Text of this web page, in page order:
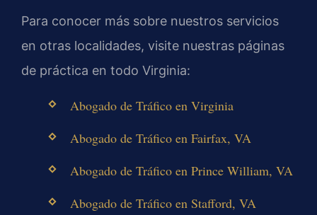
Para conocer más sobre nuestros servicios
en otras localidades, visite nuestras páginas
de práctica en todo Virginia:
Abogado de Tráfico en Virginia
Abogado de Tráfico en Fairfax, VA
Abogado de Tráfico en Prince William, VA
Abogado de Tráfico en Stafford, VA